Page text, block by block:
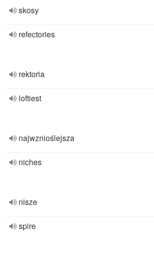
skosy
refectories
rektoria
loftiest
najwznioślejsza
niches
nisze
spire